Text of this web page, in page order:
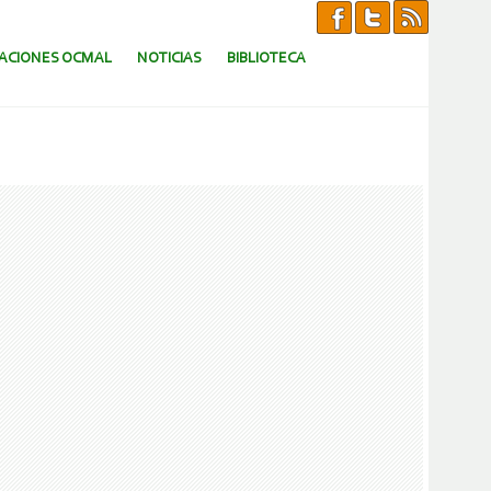
OCMAL NOTICIAS BIBLIOTECA